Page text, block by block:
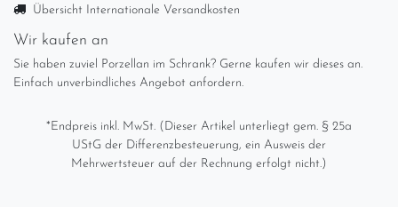
Übersicht Internationale Versandkosten
Wir kaufen an
Sie haben zuviel Porzellan im Schrank? Gerne kaufen wir dieses an.
Einfach unverbindliches Angebot anfordern.
*Endpreis inkl. MwSt. (Dieser Artikel unterliegt gem. § 25a
UStG der Differenzbesteuerung, ein Ausweis der
Mehrwertsteuer auf der Rechnung erfolgt nicht.)